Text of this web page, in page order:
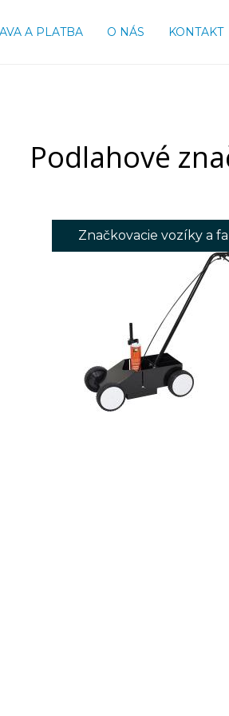
A PLATBA O NÁS KONTAKT
Podlahové
Značkovacie vozíky a